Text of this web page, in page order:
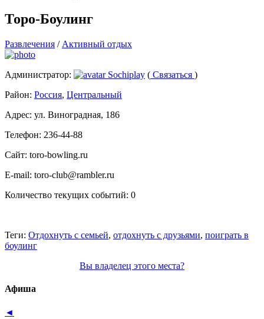
Торо-Боулинг
Развлечения / Активный отдых
Администратор: Sochiplay ( Связаться )
Район: Россия, Центральный
Адрес: ул. Виноградная, 186
Телефон: 236-44-88
Сайт: toro-bowling.ru
E-mail: toro-club@rambler.ru
Количество текущих событий: 0
Теги: Отдохнуть с семьей, отдохнуть с друзьями, поиграть в
боулинг
Вы владелец этого места?
Афиша
◄